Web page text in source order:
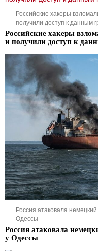
Российские хакеры
получили доступ к данным
Российские хакеры
и получили доступ к
Россия атаковала немецкий
Одессы
Россия атаковала
у Одессы